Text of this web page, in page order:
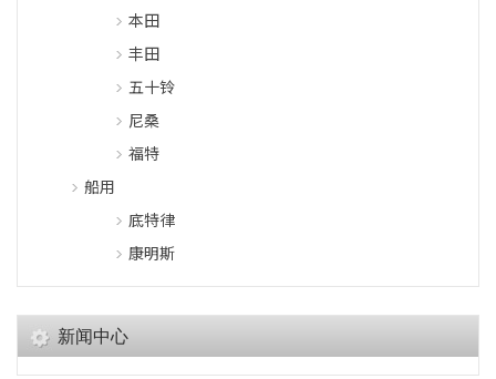
本田
丰田
五十铃
尼桑
福特
船用
底特律
康明斯
新闻中心